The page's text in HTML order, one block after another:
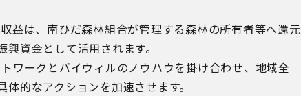
益は、南ひだ森林組合が管理する森林の所有者等へ還元
資金として活用されます。
ワークとバイウィルのノウハウを掛け合わせ、地域全
的なアクションを加速させます。